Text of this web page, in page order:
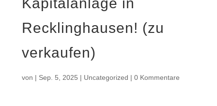
Recklinghausen! (zu
verkaufen)
von | Sep. 5, 2025 | Uncategorized | 0 Kommentare